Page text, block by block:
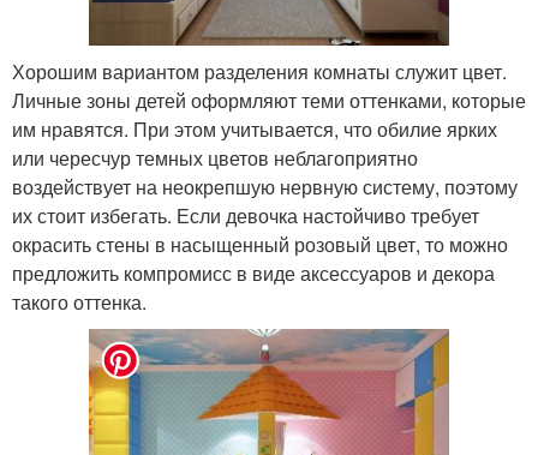
Хорошим вариантом разделения комнаты служит цвет.
Личные зоны детей оформляют теми оттенками, которые
им нравятся. При этом учитывается, что обилие ярких
или чересчур темных цветов неблагоприятно
воздействует на неокрепшую нервную систему, поэтому
их стоит избегать. Если девочка настойчиво требует
окрасить стены в насыщенный розовый цвет, то можно
предложить компромисс в виде аксессуаров и декора
такого оттенка.